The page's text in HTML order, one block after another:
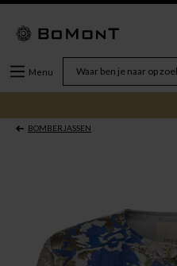
Menu
BOMBERJASSEN